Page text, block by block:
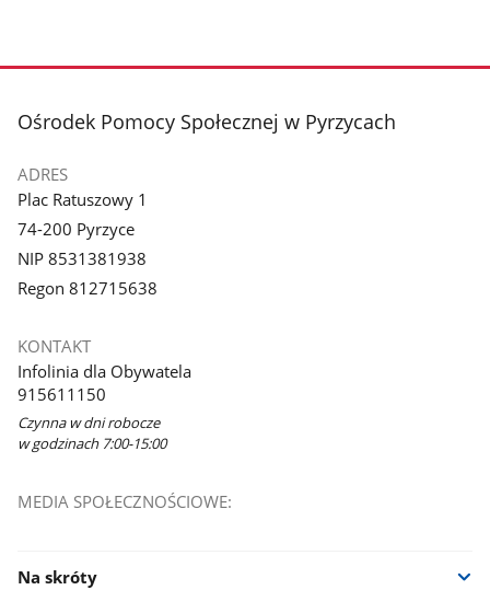
stopka
Ośrodek Pomocy Społecznej w Pyrzycach
ADRES
Plac Ratuszowy 1
74-200 Pyrzyce
NIP 8531381938
Regon 812715638
KONTAKT
Infolinia dla Obywatela
915611150
Czynna w dni robocze
w godzinach 7:00-15:00
MEDIA SPOŁECZNOŚCIOWE:
Na skróty